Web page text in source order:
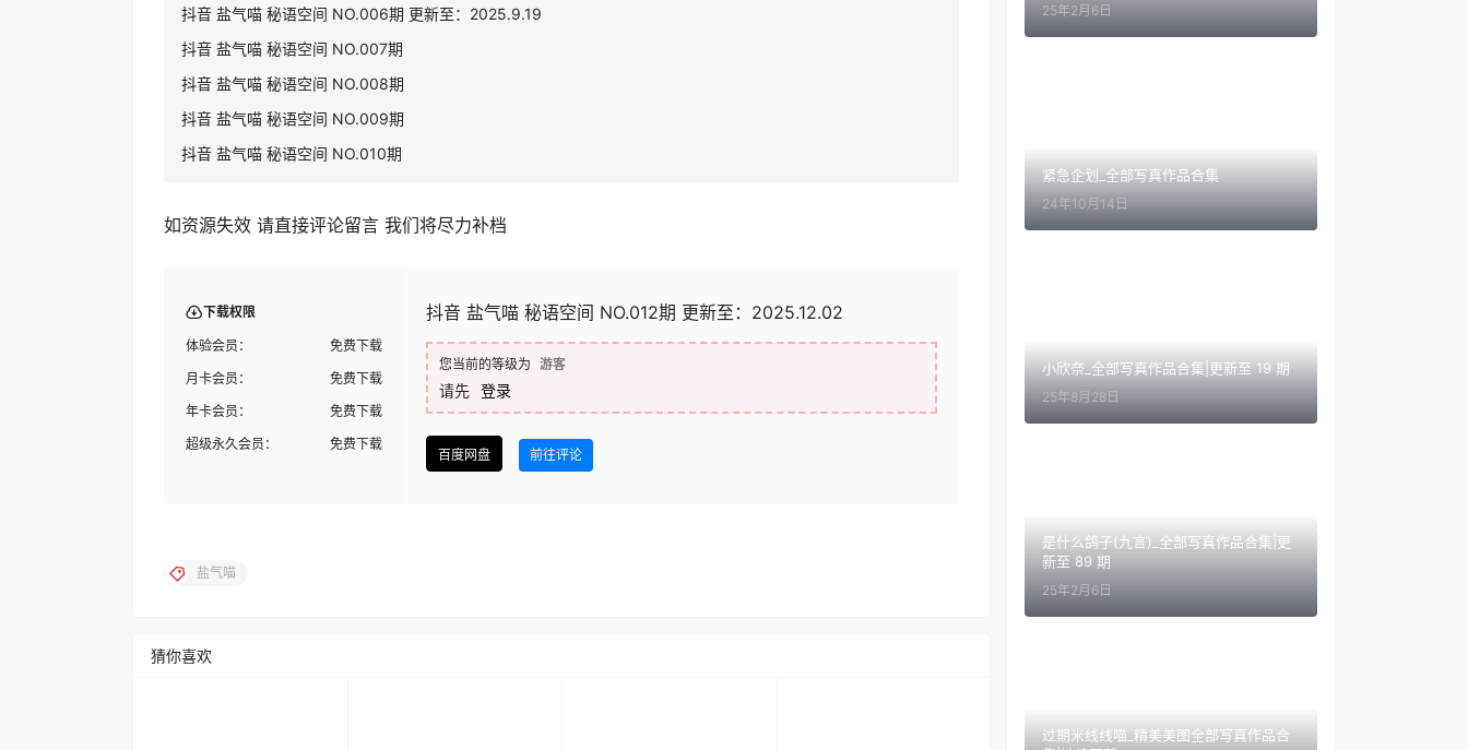
抖音 盐气喵 秘语空间 NO.006期 更新至：2025.9.19
抖音 盐气喵 秘语空间 NO.007期
抖音 盐气喵 秘语空间 NO.008期
抖音 盐气喵 秘语空间 NO.009期
抖音 盐气喵 秘语空间 NO.010期
如资源失效 请直接评论留言 我们将尽力补档
下载权限
体验会员：
免费下载
月卡会员：
免费下载
年卡会员：
免费下载
超级永久会员：
免费下载
抖音 盐气喵 秘语空间 NO.012期 更新至：2025.12.02
您当前的等级为 游客
请先 登录
百度网盘 前往评论
盐气喵
猜你喜欢
25年2月6日
紧急企划_全部写真作品合集
24年10月14日
小欣奈_全部写真作品合集|更新至 19 期
25年8月28日
是什么鸽子(九言)_全部写真作品合集|更
新至 89 期
25年2月6日
过期米线线喵_精美美图全部写真作品合